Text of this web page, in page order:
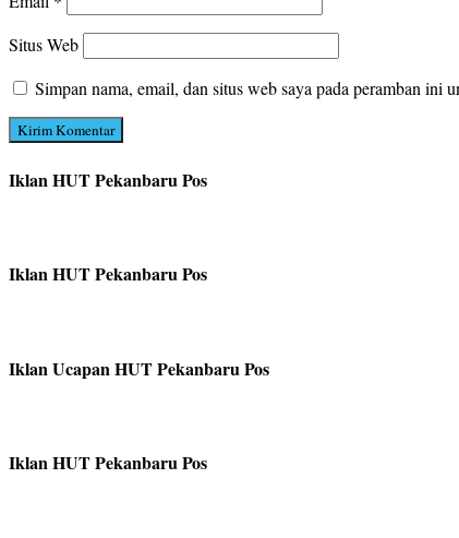
Situs Web
Simpan nama, email, dan situs web saya pada peramban ini
Iklan HUT Pekanbaru Pos
Iklan HUT Pekanbaru Pos
Iklan Ucapan HUT Pekanbaru Pos
Iklan HUT Pekanbaru Pos